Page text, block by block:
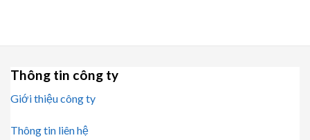
Thông tin công ty
Giới thiệu công ty
Thông tin liên hệ